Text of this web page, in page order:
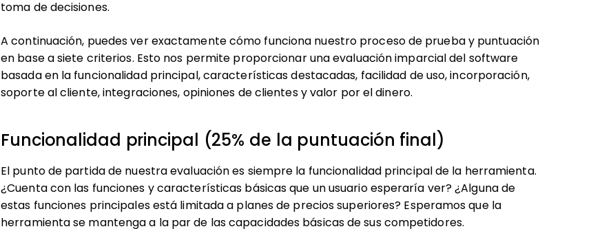
toma de decisiones.
A continuación, puedes ver exactamente cómo funciona nuestro proceso de prueba y puntuación
en base a siete criterios. Esto nos permite proporcionar una evaluación imparcial del software
basada en la funcionalidad principal, características destacadas, facilidad de uso, incorporación,
soporte al cliente, integraciones, opiniones de clientes y valor por el dinero.
Funcionalidad principal (25% de la puntuación final)
El punto de partida de nuestra evaluación es siempre la funcionalidad principal de la herramienta.
¿Cuenta con las funciones y características básicas que un usuario esperaría ver? ¿Alguna de
estas funciones principales está limitada a planes de precios superiores? Esperamos que la
herramienta se mantenga a la par de las capacidades básicas de sus competidores.